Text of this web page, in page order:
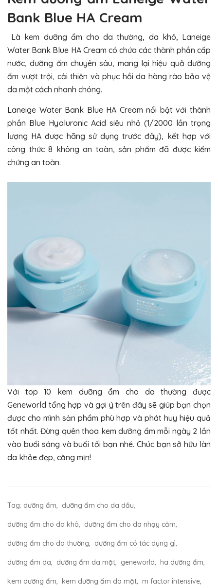
Bank Blue HA Cream
Là kem dưỡng ẩm cho da thường, da khô, Laneige
Water Bank Blue HA Cream có chứa các thành phần cấp
nước, dưỡng ẩm chuyên sâu, mang lại hiệu quả dưỡng
ẩm vượt trội, cải thiện và phục hồi da hàng rào bảo vệ
da một cách nhanh chóng.
Laneige Water Bank Blue HA Cream nổi bật với thành
phần Blue Hyaluronic Acid siêu nhỏ (1/2000 lần trọng
lượng HA được hãng sử dụng trước đây), kết hợp với
công thức 8 không an toàn, sản phẩm đã được kiểm
chứng an toàn.
Với top 10 kem dưỡng ẩm cho da thường được
Geneworld tổng hợp và gợi ý trên đây sẽ giúp bạn chọn
được cho mình sản phẩm phù hợp và phát huy hiệu quả
tốt nhất. Đừng quên thoa kem dưỡng ẩm mỗi ngày 2 lần
vào buổi sáng và buổi tối bạn nhé. Chúc bạn sở hữu làn
da khỏe đẹp, căng mịn!
Tag: dưỡng ẩm dưỡng ẩm cho da dầu
dưỡng ẩm cho da khô dưỡng ẩm cho da nhạy cảm
dưỡng ẩm cho da thường dưỡng ẩm có tác dụng gì
dưỡng ẩm da dưỡng ẩm da mặt geneworld ha dưỡng ẩm
kem dưỡng ẩm kem dưỡng ẩm da mặt m factor intensive